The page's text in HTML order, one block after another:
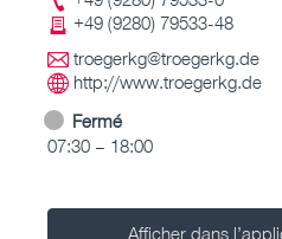
+49 (9280) 79533-48
troegerkg@troegerkg.de
http://www.troegerkg.de
Fermé
07:30 – 18:00
Afficher dans